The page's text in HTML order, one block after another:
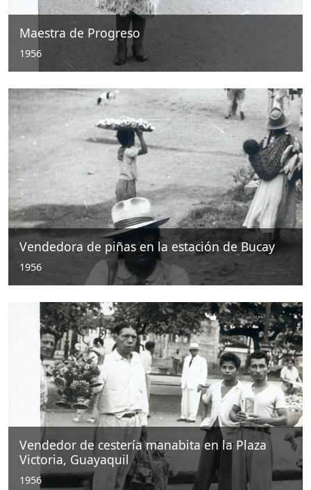
Maestra de Progreso
1956
Vendedora de piñas en la estación de Bucay
1956
Vendedor de cestería manabita en la Plaza
Victoria, Guayaquil
1956